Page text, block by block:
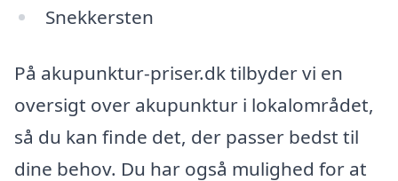
Snekkersten
På akupunktur-priser.dk tilbyder vi en
oversigt over akupunktur i lokalområdet,
så du kan finde det, der passer bedst til
dine behov. Du har også mulighed for at